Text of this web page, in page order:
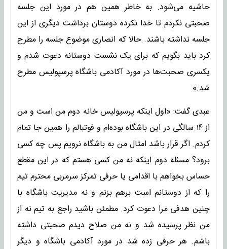
حاشیه می‌شود. به خاطر همین هم در مورد این جلسه
صحبتی نکردم تا خدا نکرده دوستان برداشت دیگری از این
جلسه نداشته باشند. حالا که انصاری موضوع جلسه را مطرح
کرد باید بگویم که برای یک نشست دوستانه دعوت شدم و
یکسری صحبت‌ها در مورد آکادمی باشگاه پرسپولیس مطرح
شد.»
عبدی گفت: «اول اینکه پرسپولیس خانه دوم من است و من
از ۱۴ سالگی در این باشگاه بوده‌ام و فوتبالم را همین جا تمام
کردم. اگر قرار باشد امثال من به باشگاه نرویم پس چه کسی
برود؟ مسئله دوم اینکه نه من کسی هستم که در این مقطع
حساس بخواهم با اقدامی یا حرفی تمرکز سرمربی محترم تیم
را که از دوستانم است برهم بزنم و نه مدیریت باشگاه با
چنین هدفی مرا دعوت کرد. مطمئن باشید راجع به تیم نه از
من نظر پرسیده شد و نه من صلاح دیدم صحبتی داشته
باشم. هر حرفی زده شد در مورد آکادمی باشگاه و دیگر